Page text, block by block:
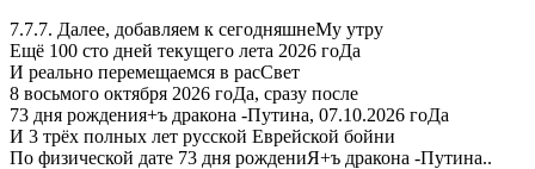
7.7.7. Далее, добавляем к сегодняшнеМу утру
Ещё 100 сто дней текущего лета 2026 гоДа
И реально перемещаемся в расСвет
8 восьмого октября 2026 гоДа, сразу после
73 дня рождения+ъ дракона -Путина, 07.10.2026 гоДа
И 3 трёх полных лет русской Еврейской бойни
По физической дате 73 дня рождениЯ+ъ дракона -Путина..